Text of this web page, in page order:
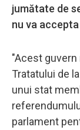
jumătate de
nu va
"Acest guvern
Tratatului de
unui stat
parlament